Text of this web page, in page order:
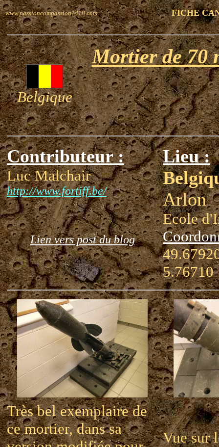
www.passioncompassion1418.com FICHE
Belgique
Mortier de 70
Contributeur :
Luc Malchair
http://www.fortiff.be/
Lien vers post du blog
Lieu :
Arlon
Ecole
5.76710
Très bel exemplaire de
ce mortier, dans sa
Vue sur